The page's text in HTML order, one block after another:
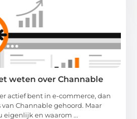
weten over Channable
actief bent in e-commerce, dan
van Channable gehoord. Maar
eigenlijk en waarom ...